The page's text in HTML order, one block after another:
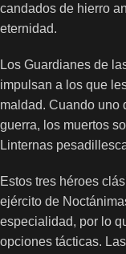
candados de hierro
eternidad.
Los Guardianes de
impulsan a los que
maldad. Cuando uno
guerra, los muertos
Linternas
Estos tres héroes
ejército de
especialidad, por lo
opciones tácticas.